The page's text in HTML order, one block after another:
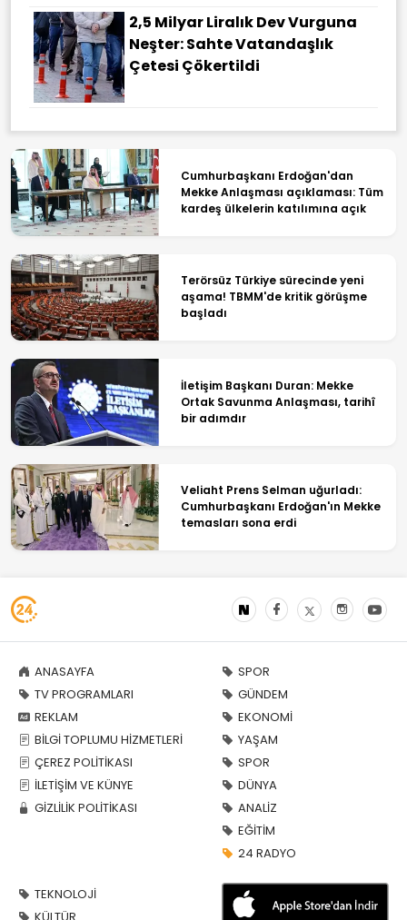
2,5 Milyar Liralık Dev Vurguna
Neşter: Sahte Vatandaşlık
Çetesi Çökertildi
Cumhurbaşkanı Erdoğan'dan
Mekke Anlaşması açıklaması: Tüm
kardeş ülkelerin katılımına açık
Terörsüz Türkiye sürecinde yeni
aşama! TBMM'de kritik görüşme
başladı
İletişim Başkanı Duran: Mekke
Ortak Savunma Anlaşması, tarihî
bir adımdır
Veliaht Prens Selman uğurladı:
Cumhurbaşkanı Erdoğan'ın Mekke
temasları sona erdi
ANASAYFA
TV PROGRAMLARI
REKLAM
BİLGİ TOPLUMU HİZMETLERİ
ÇEREZ POLİTİKASI
İLETİŞİM VE KÜNYE
GİZLİLİK POLİTİKASI
SPOR
GÜNDEM
EKONOMİ
YAŞAM
SPOR
DÜNYA
ANALİZ
EĞİTİM
24 RADYO
TEKNOLOJİ